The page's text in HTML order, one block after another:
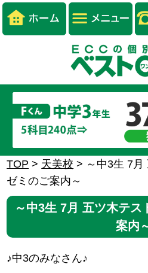
TOP > 天美校 > ～中3生 7
ゼミのご案内～
～中3生 7月 五ツ木テス
案内
♪中3のみなさん♪